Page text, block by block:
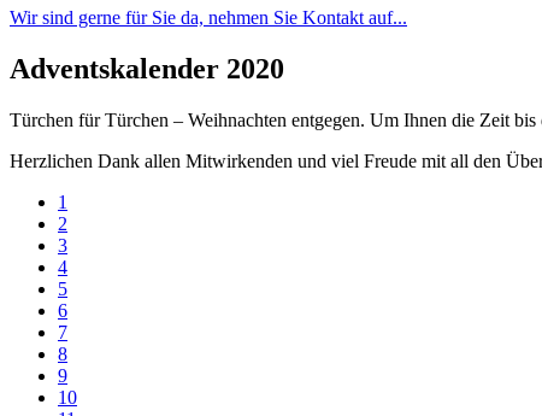
Wir sind gerne für Sie da, nehmen Sie Kontakt auf...
Adventskalender 2020
Türchen für Türchen – Weihnachten entgegen. Um Ihnen die Zeit
Herzlichen Dank allen Mitwirkenden und viel Freude mit all den
1
2
3
4
5
6
7
8
9
10